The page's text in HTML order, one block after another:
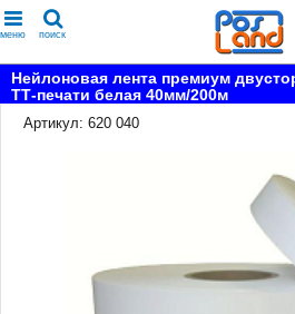
меню поиск
Нейлоновая лента премиум
ТТ-печати белая 40мм/200м
Артикул: 620 040